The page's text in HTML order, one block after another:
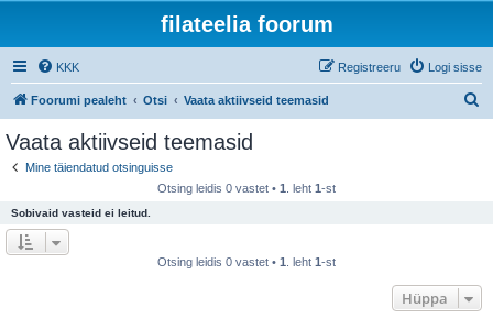
filateelia foorum
KKK Logi sisse
Registreeru
Foorumi pealeht Otsi Vaata aktiivseid teemasid
Vaata aktiivseid teemasid
Mine täiendatud otsinguisse
Otsing leidis 0 vastet • 1 . leht 1-st
Sobivaid vasteid ei leitud.
Otsing leidis 0 vastet • 1 . leht 1-st
Hüppa